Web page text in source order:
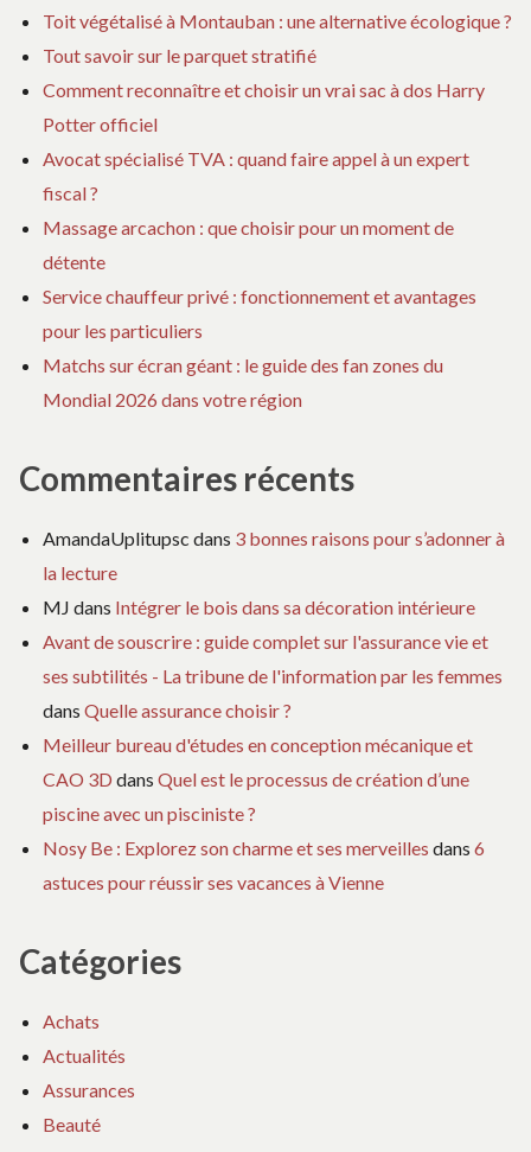
Toit végétalisé à Montauban : une alternative écologique ?
Tout savoir sur le parquet stratifié
Comment reconnaître et choisir un vrai sac à dos Harry
Potter officiel
Avocat spécialisé TVA : quand faire appel à un expert
fiscal ?
Massage arcachon : que choisir pour un moment de
détente
Service chauffeur privé : fonctionnement et avantages
pour les particuliers
Matchs sur écran géant : le guide des fan zones du
Mondial 2026 dans votre région
Commentaires récents
AmandaUplitupsc dans 3 bonnes raisons pour s’adonner à
la lecture
MJ dans Intégrer le bois dans sa décoration intérieure
Avant de souscrire : guide complet sur l'assurance vie et
ses subtilités - La tribune de l'information par les femmes
dans Quelle assurance choisir ?
Meilleur bureau d'études en conception mécanique et
CAO 3D dans Quel est le processus de création d’une
piscine avec un pisciniste ?
Nosy Be : Explorez son charme et ses merveilles dans 6
astuces pour réussir ses vacances à Vienne
Catégories
Achats
Actualités
Assurances
Beauté